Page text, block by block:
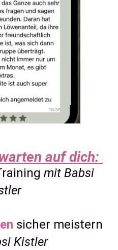
auf dich:
mit Babsi
Kistler